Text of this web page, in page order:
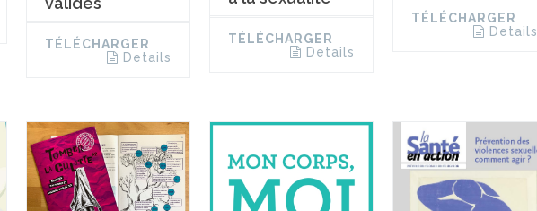
TÉLÉCHARGER
Details
TÉLÉCHARGER
Details
TÉLÉCHARGER
Details